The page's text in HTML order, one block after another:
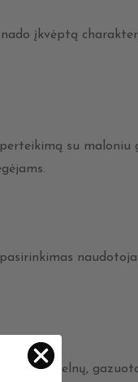
įkvėptą
su maloniu
švelnų,